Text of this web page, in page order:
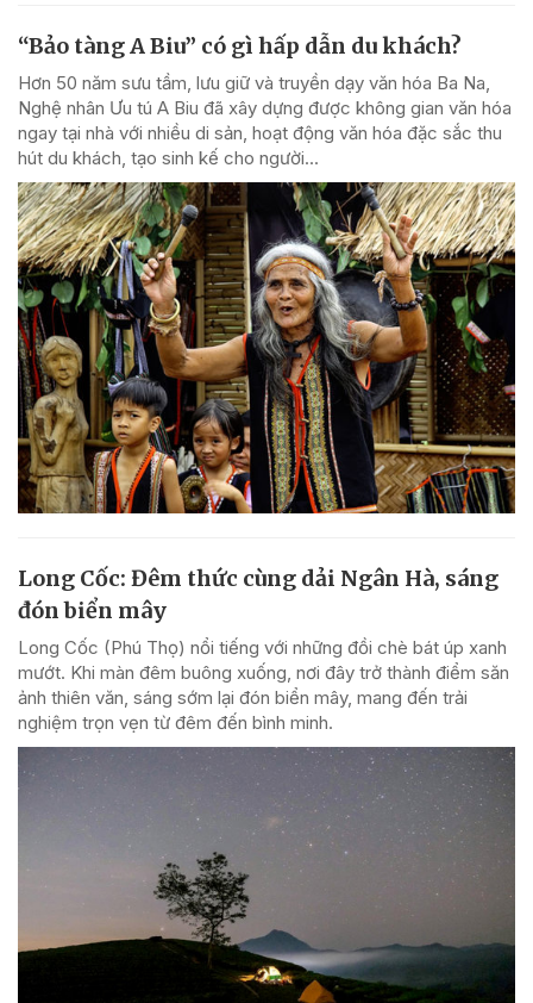
“Bảo tàng A Biu” có gì hấp dẫn du khách?
Hơn 50 năm sưu tầm, lưu giữ và truyền dạy văn hóa Ba Na,
Nghệ nhân Ưu tú A Biu đã xây dựng được không gian văn hóa
ngay tại nhà với nhiều di sản, hoạt động văn hóa đặc sắc thu
hút du khách, tạo sinh kế cho người...
Long Cốc: Đêm thức cùng dải Ngân Hà, sáng
đón biển mây
Long Cốc (Phú Thọ) nổi tiếng với những đồi chè bát úp xanh
mướt. Khi màn đêm buông xuống, nơi đây trở thành điểm săn
ảnh thiên văn, sáng sớm lại đón biển mây, mang đến trải
nghiệm trọn vẹn từ đêm đến bình minh.